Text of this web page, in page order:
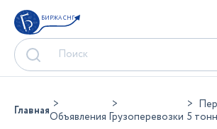
БИРЖА СНГ
ГлавнаяОбъявления Грузоперевозки 5 тонн